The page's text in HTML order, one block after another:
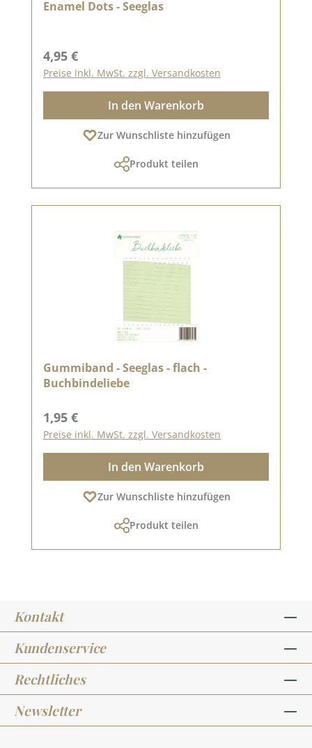
Enamel Dots - Seeglas
Regulärer Preis:
4,95 €
Preise inkl. MwSt. zzgl. Versandkosten
In den Warenkorb
Zur Wunschliste hinzufügen
Produkt teilen
Gummiband - Seeglas - flach -
Buchbindeliebe
Regulärer Preis:
1,95 €
Preise inkl. MwSt. zzgl. Versandkosten
In den Warenkorb
Zur Wunschliste hinzufügen
Produkt teilen
Kontakt
Kundenservice
Rechtliches
Newsletter